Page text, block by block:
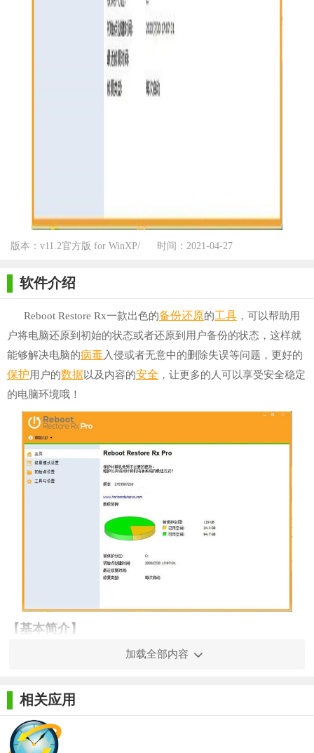
版本：v11.2官方版 for WinXP/
时间：2021-04-27
软件介绍
Reboot Restore Rx一款出色的备份还原的工具 ，可以帮助用
户将电脑还原到初始的状态或者还原到用户备份的状态，这样就
能够解决电脑的病毒入侵或者无意中的删除失误等问题，更好的
保护用户的数据以及内容的安全 ，让更多的人可以享受安全稳定
的电脑环境哦！
【基本简介】
Reboot Restore Rx是一款强大且易用的系统还原软件，它
抵御病毒的入侵以及人为的对系统有意或无意的破坏。软件的安
装不会影响硬盘分区和操作系统，轻松安装、动态保护、实时瞬
间恢复，操作简单。它是为系统做重启还原备份的工具，电脑如
加载全部内容
相关应用